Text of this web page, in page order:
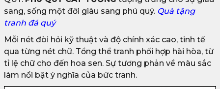
sang, sống một đời giàu sang phú quý. Quà tặng
tranh đá quý
Mỗi nét đòi hỏi kỹ thuật và độ chính xác cao, tinh tế
qua từng nét chữ. Tổng thể tranh phối hợp hài hòa, từ
tỉ lệ chữ cho đến hoa sen. Sự tương phản về màu sắc
làm nổi bật ý nghĩa của bức tranh.